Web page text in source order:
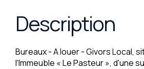
Description
Bureaux - A louer - Givors Local,
l'Immeuble « Le Pasteur », d'une